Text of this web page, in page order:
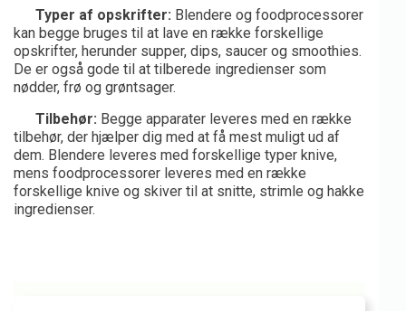
Typer af opskrifter: Blendere og foodprocessorer
kan begge bruges til at lave en række forskellige
opskrifter, herunder supper, dips, saucer og smoothies.
De er også gode til at tilberede ingredienser som
nødder, frø og grøntsager.
Tilbehør: Begge apparater leveres med en række
tilbehør, der hjælper dig med at få mest muligt ud af
dem. Blendere leveres med forskellige typer knive,
mens foodprocessorer leveres med en række
forskellige knive og skiver til at snitte, strimle og hakke
ingredienser.